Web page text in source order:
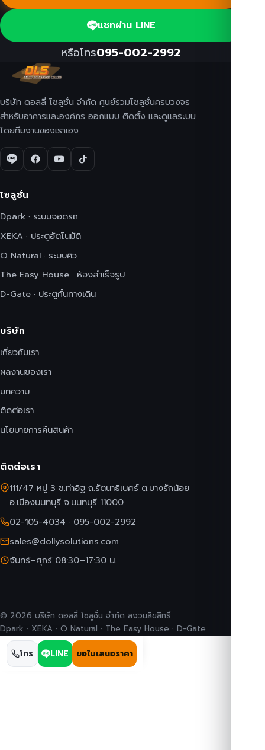
แชทผ่าน LINE
หรือโทร095-002-2992
บริษัท ดอลลี่ โซลูชั่น จำกัด ศูนย์รวมโซลูชั่นครบวงจร
สำหรับอาคารและองค์กร ออกแบบ ติดตั้ง และดูแลระบบ
โดยทีมงานของเราเอง
โซลูชั่น
Dpark · ระบบจอดรถ
XEKA · ประตูอัตโนมัติ
Q Natural · ระบบคิว
The Easy House · ห้องสำเร็จรูป
D-Gate · ประตูกั้นทางเดิน
บริษัท
เกี่ยวกับเรา
ผลงานของเรา
บทความ
ติดต่อเรา
นโยบายการคืนสินค้า
ติดต่อเรา
111/47 หมู่ 3 ซ.ท่าอิฐ ถ.รัตนาธิเบศร์ ต.บางรักน้อย
อ.เมืองนนทบุรี จ.นนทบุรี 11000
02-105-4034 · 095-002-2992
sales@dollysolutions.com
จันทร์–ศุกร์ 08:30–17:30 น.
© 2026 บริษัท ดอลลี่ โซลูชั่น จำกัด สงวนลิขสิทธิ์
Dpark · XEKA · Q Natural · The Easy House · D-Gate
โทร LINE ขอใบเสนอราคา